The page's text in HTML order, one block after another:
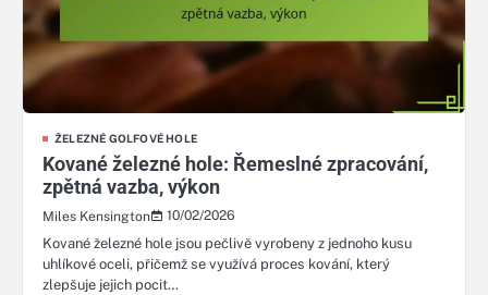
ŽELEZNÉ GOLFOVÉ HOLE
Kované železné hole: Řemeslné zpracování,
zpětná vazba, výkon
Miles Kensington
10/02/2026
Kované železné hole jsou pečlivě vyrobeny z jednoho kusu
uhlíkové oceli, přičemž se využívá proces kování, který
zlepšuje jejich pocit…